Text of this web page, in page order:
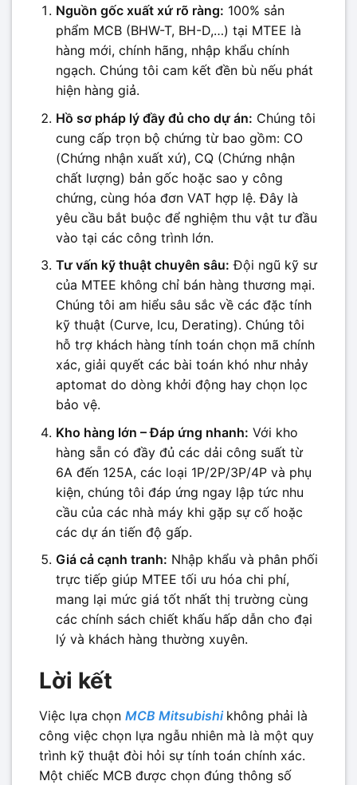
Nguồn gốc xuất xứ rõ ràng: 100% sản
phẩm MCB (BHW-T, BH-D,…) tại MTEE là
hàng mới, chính hãng, nhập khẩu chính
ngạch. Chúng tôi cam kết đền bù nếu phát
hiện hàng giả.
Hồ sơ pháp lý đầy đủ cho dự án: Chúng tôi
cung cấp trọn bộ chứng từ bao gồm: CO
(Chứng nhận xuất xứ), CQ (Chứng nhận
chất lượng) bản gốc hoặc sao y công
chứng, cùng hóa đơn VAT hợp lệ. Đây là
yêu cầu bắt buộc để nghiệm thu vật tư đầu
vào tại các công trình lớn.
Tư vấn kỹ thuật chuyên sâu: Đội ngũ kỹ sư
của MTEE không chỉ bán hàng thương mại.
Chúng tôi am hiểu sâu sắc về các đặc tính
kỹ thuật (Curve, Icu, Derating). Chúng tôi
hỗ trợ khách hàng tính toán chọn mã chính
xác, giải quyết các bài toán khó như nhảy
aptomat do dòng khởi động hay chọn lọc
bảo vệ.
Kho hàng lớn – Đáp ứng nhanh: Với kho
hàng sẵn có đầy đủ các dải công suất từ
6A đến 125A, các loại 1P/2P/3P/4P và phụ
kiện, chúng tôi đáp ứng ngay lập tức nhu
cầu của các nhà máy khi gặp sự cố hoặc
các dự án tiến độ gấp.
Giá cả cạnh tranh: Nhập khẩu và phân phối
trực tiếp giúp MTEE tối ưu hóa chi phí,
mang lại mức giá tốt nhất thị trường cùng
các chính sách chiết khấu hấp dẫn cho đại
lý và khách hàng thường xuyên.
Lời kết
Việc lựa chọn MCB Mitsubishi không phải là
công việc chọn lựa ngẫu nhiên mà là một quy
trình kỹ thuật đòi hỏi sự tính toán chính xác.
Một chiếc MCB được chọn đúng thông số